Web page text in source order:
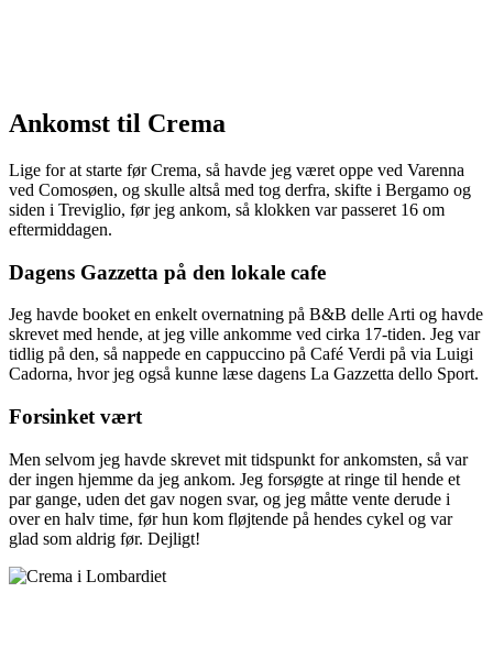
Ankomst til Crema
Lige for at starte før Crema, så havde jeg været oppe ved Varenna
ved Comosøen, og skulle altså med tog derfra, skifte i Bergamo og
siden i Treviglio, før jeg ankom, så klokken var passeret 16 om
eftermiddagen.
Dagens Gazzetta på den lokale cafe
Jeg havde booket en enkelt overnatning på B&B delle Arti og havde
skrevet med hende, at jeg ville ankomme ved cirka 17-tiden. Jeg var
tidlig på den, så nappede en cappuccino på Café Verdi på via Luigi
Cadorna, hvor jeg også kunne læse dagens La Gazzetta dello Sport.
Forsinket vært
Men selvom jeg havde skrevet mit tidspunkt for ankomsten, så var
der ingen hjemme da jeg ankom. Jeg forsøgte at ringe til hende et
par gange, uden det gav nogen svar, og jeg måtte vente derude i
over en halv time, før hun kom fløjtende på hendes cykel og var
glad som aldrig før. Dejligt!